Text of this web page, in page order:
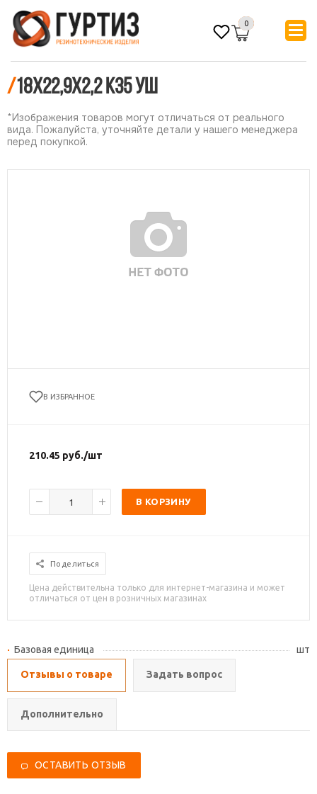
0
/18х22,9х2,2 К35 УШ
*Изображения товаров могут отличаться от реального
вида. Пожалуйста, уточняйте детали у нашего менеджера
перед покупкой.
В ИЗБРАННОЕ
210.45 руб./шт
В КОРЗИНУ
Поделиться
Цена действительна только для интернет-магазина и может
отличаться от цен в розничных магазинах
Базовая единица шт
Отзывы о товаре Задать вопрос
Дополнительно
ОСТАВИТЬ ОТЗЫВ